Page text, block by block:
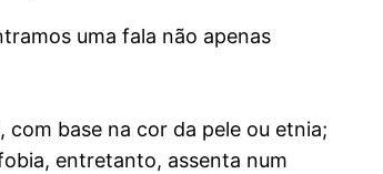
uma fala não apenas
base na cor da pele ou etnia;
entretanto, assenta num